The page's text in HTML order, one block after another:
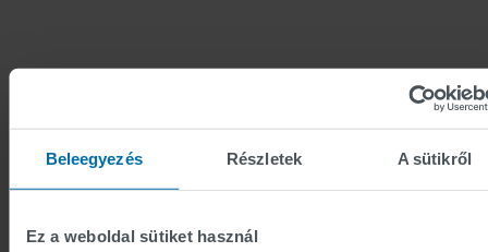
Beleegyezés Részletek A sütikről
Ez a weboldal sütiket használ